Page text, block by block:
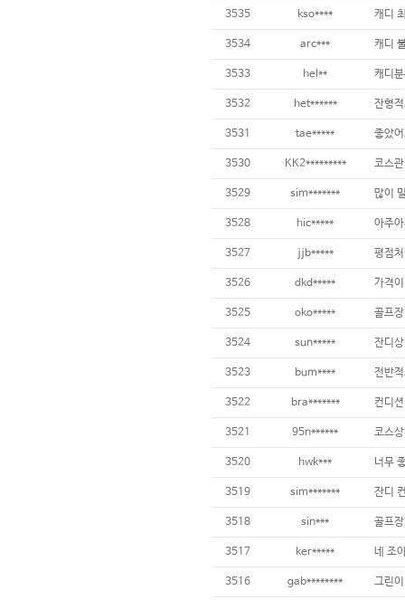
3535 kso****
3534 arc***
3533 hel**
3532 het******
3531 tae*****
3530 KK2*********
3529 sim*******
3528 hic***** 아주
3527 jjb***** 평점
3526 dkd*****
3525 oko*****
3524 sun***** 잔디
3523 bum****
3522 bra*******
3521 95n******
3520 hwk***
3519 sim******* 잔디
3518 sin***
3517 ker***** 네 조
3516 gab******** 그린